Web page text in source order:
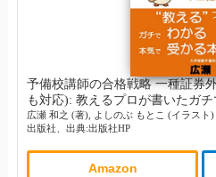
予備校講師の合格戦略 一種証券
も対応): 教えるプロが書いたガ
広瀬 和之 (著), よしのぶ もとこ (イラスト)
出版社、出典:出版社HP
Amazon